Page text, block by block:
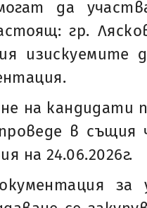
да
гр.
изискуемите
на
в
на 24.06.2026г.